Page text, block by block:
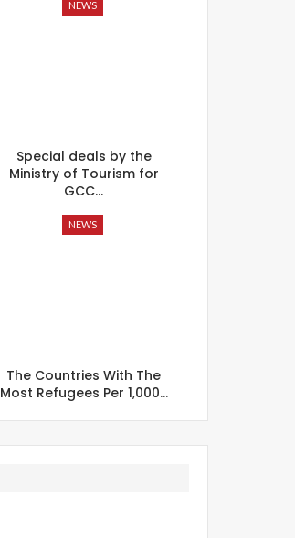
NEWS
Special deals by the
Ministry of Tourism for
GCC…
NEWS
The Countries With The
Most Refugees Per 1,000…